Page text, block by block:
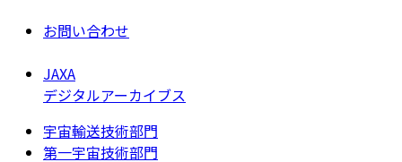
お問い合わせ
JAXA
デジタルアーカイブス
宇宙輸送技術部門
第一宇宙技術部門